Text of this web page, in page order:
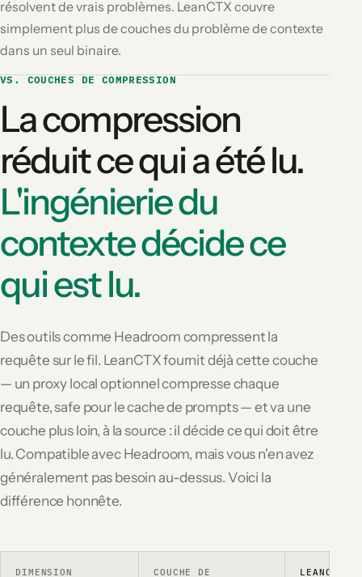
résolvent de vrais problèmes. LeanCTX couvre
simplement plus de couches du problème de contexte
dans un seul binaire.
VS. COUCHES DE COMPRESSION
La compression
réduit ce qui a été lu.
L'ingénierie du
contexte décide ce
qui est lu.
Des outils comme Headroom compressent la
requête sur le fil. LeanCTX fournit déjà cette couche
— un proxy local optionnel compresse chaque
requête, safe pour le cache de prompts — et va une
couche plus loin, à la source : il décide ce qui doit être
lu. Compatible avec Headroom, mais vous n'en avez
généralement pas besoin au-dessus. Voici la
différence honnête.
DIMENSION
COUCHE DE
LEANCTX